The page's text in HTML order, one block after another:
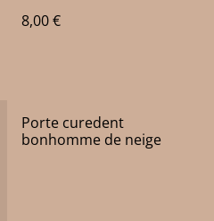
8,00 €
Porte curedent
bonhomme de neige